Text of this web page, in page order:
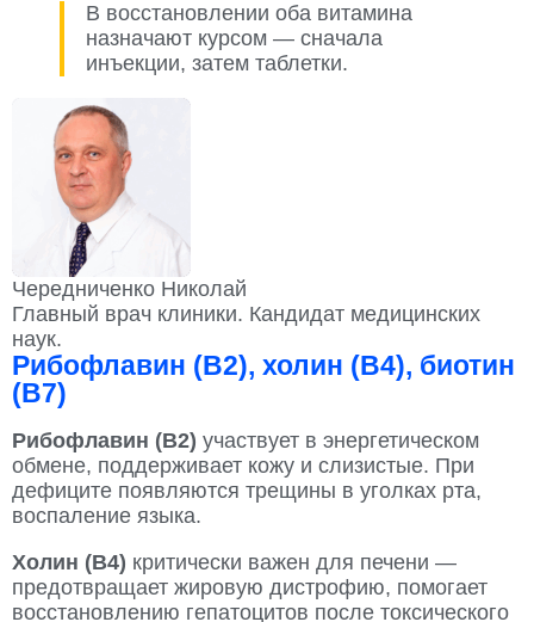
В восстановлении оба витамина
назначают курсом — сначала
инъекции, затем таблетки.
Чередниченко Николай
Главный врач клиники. Кандидат медицинских
наук.
Рибофлавин (B2), холин (B4), биотин
(B7)
Рибофлавин (В2) участвует в энергетическом
обмене, поддерживает кожу и слизистые. При
дефиците появляются трещины в уголках рта,
воспаление языка.
Холин (В4) критически важен для печени —
предотвращает жировую дистрофию, помогает
восстановлению гепатоцитов после токсического